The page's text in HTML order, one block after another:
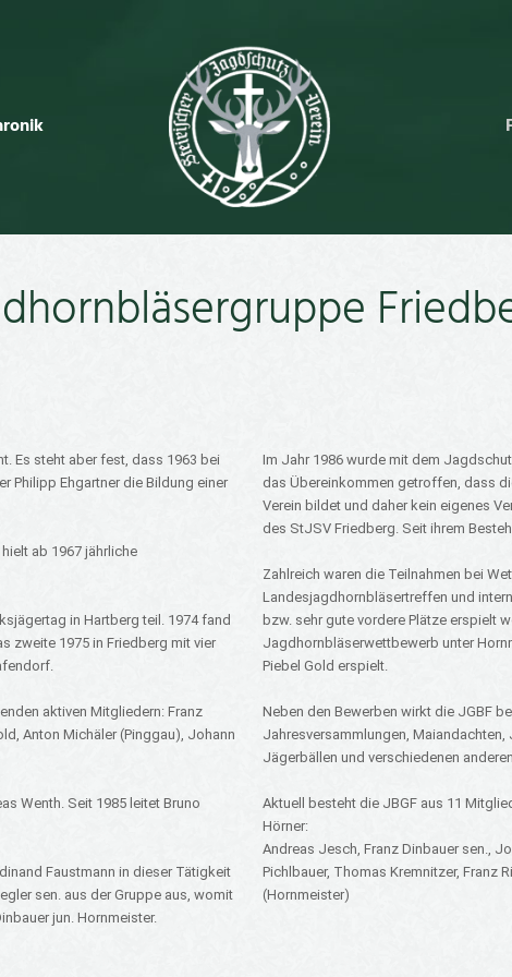
Es steht aber fest, dass 1963 bei
Philipp Ehgartner die Bildung einer
ab 1967 jährliche
in Hartberg teil. 1974 fand
zweite 1975 in Friedberg mit vier
aktiven Mitgliedern: Franz
Anton Michäler (Pinggau), Johann
Wenth. Seit 1985 leitet Bruno
Faustmann in dieser Tätigkeit
sen. aus der Gruppe aus, womit
jun. Hornmeister.
Im Jahr 1986 wurde mit dem
das Übereinkommen getroffen, dass
Verein bildet und daher kein eigenes
des StJSV Friedberg. Seit ihrem
Zahlreich waren die Teilnahmen bei
Landesjagdhornbläsertreffen und
bzw. sehr gute vordere Plätze erspielt
Jagdhornbläserwettbewerb unter
Piebel Gold erspielt.
Neben den Bewerben wirkt die JGBF
Jahresversammlungen,
Jägerbällen und verschiedenen
Aktuell besteht die JBGF aus 11
Hörner:
Andreas Jesch, Franz Dinbauer sen.,
Pichlbauer, Thomas Kremnitzer, Franz
(Hornmeister)